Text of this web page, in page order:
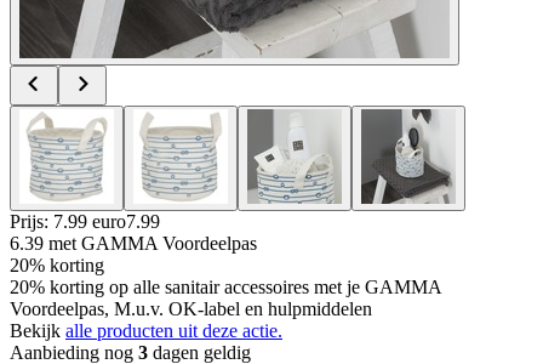
Prijs: 7.99 euro7.99
6.39 met GAMMA Voordeelpas
20% korting
20% korting op alle sanitair accessoires met je GAMMA
Voordeelpas, M.u.v. OK-label en hulpmiddelen
Bekijk alle producten uit deze actie.
Aanbieding nog 3 dagen geldig